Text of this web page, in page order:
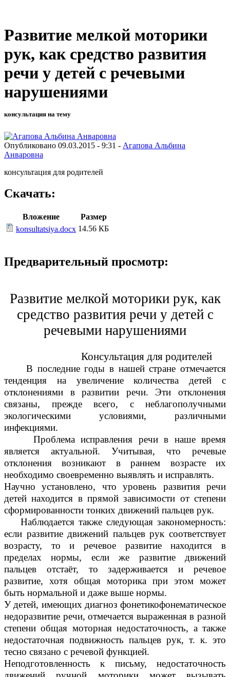
Развитие мелкой моторики
рук, как средство развития
речи у детей с речевыми
нарушениями
консультация на тему
Опубликовано 09.03.2015 - 9:31 - Агапова Альбина
Анваровна
консультация для родителей
Скачать:
Вложение
Размер
konsultatsiya.docx 14.56 КБ
Предварительный просмотр:
Развитие мелкой моторики рук, как
средство развития речи у детей с
речевыми нарушениями
Консультация для родителей
В последние годы в нашей стране отмечается
тенденция на увеличение количества детей с
отклонениями в развитии речи. Эти отклонения
связаны, прежде всего, с неблагополучными
экологическими условиями, различными
инфекциями.
Проблема исправления речи в наше время
является актуальной. Учитывая, что речевые
отклонения возникают в раннем возрасте их
необходимо своевременно выявлять и исправлять.
Научно установлено, что уровень развития речи
детей находится в прямой зависимости от степени
сформированности тонких движений пальцев рук.
Наблюдается также следующая закономерность:
если развитие движений пальцев рук соответствует
возрасту, то и речевое развитие находится в
пределах нормы, если же развитие движений
пальцев отстаёт, то задерживается и речевое
развитие, хотя общая моторика при этом может
быть нормальной и даже выше нормы.
У детей, имеющих диагноз фонетикофонематическое
недоразвитие речи, отмечается выраженная в разной
степени общая моторная недостаточность, а также
недостаточная подвижность пальцев рук, т. к. это
тесно связано с речевой функцией.
Неподготовленность к письму, недостаточность